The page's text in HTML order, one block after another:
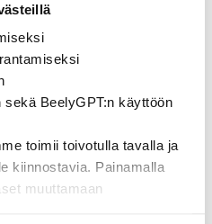
BeelyGPT:n käyttöön
toimii toivotulla tavalla ja
kiinnostavia. Painamalla
muuttamaan